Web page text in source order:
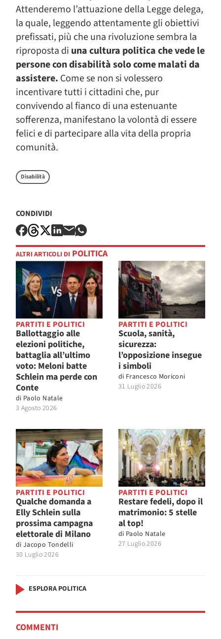
Attenderemo l’attuazione della Legge delega,
la quale, leggendo attentamente gli obiettivi
prefissati, più che una rivoluzione sembra la
riproposta di una cultura politica che vede le
persone con disabilità solo come malati da
assistere. Come se non si volessero
incentivare tutti i cittadini che, pur
convivendo al fianco di una estenuante
sofferenza, manifestano la volontà di essere
felici e di partecipare alla vita della propria
comunità.
Disabilità
CONDIVIDI
ALTRI ARTICOLI DI POLITICA
PARTITI E POLITICI
Ballottaggio alle
elezioni politiche,
battaglia all’ultimo
voto: Meloni batte
Schlein ma perde con
Conte
di Paolo Natale
3 Agosto 2026
PARTITI E POLITICI
Scuola, sanità,
sicurezza:
l’opposizione insegue
i simboli
di Francesco Moriconi
31 Luglio 2026
PARTITI E POLITICI
Qualche domanda a
Elly Schlein sulla
prossima campagna
elettorale di Milano
di Jacopo Tondelli
30 Luglio 2026
PARTITI E POLITICI
Restare fedeli, dopo il
matrimonio: 5 stelle
al top!
di Paolo Natale
27 Luglio 2026
ESPLORA POLITICA
COMMENTI